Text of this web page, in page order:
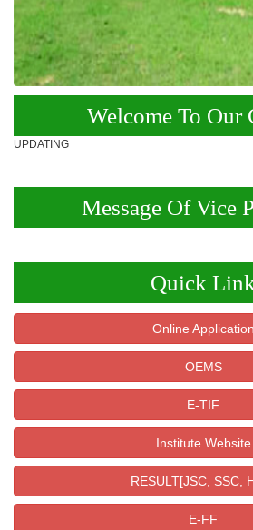
Welcome To Our
UPDATING
Message Of Vice
Quick
Online Application
OEMS
E-TIF
Institute Website
RESULT[JSC, SSC,
E-FF